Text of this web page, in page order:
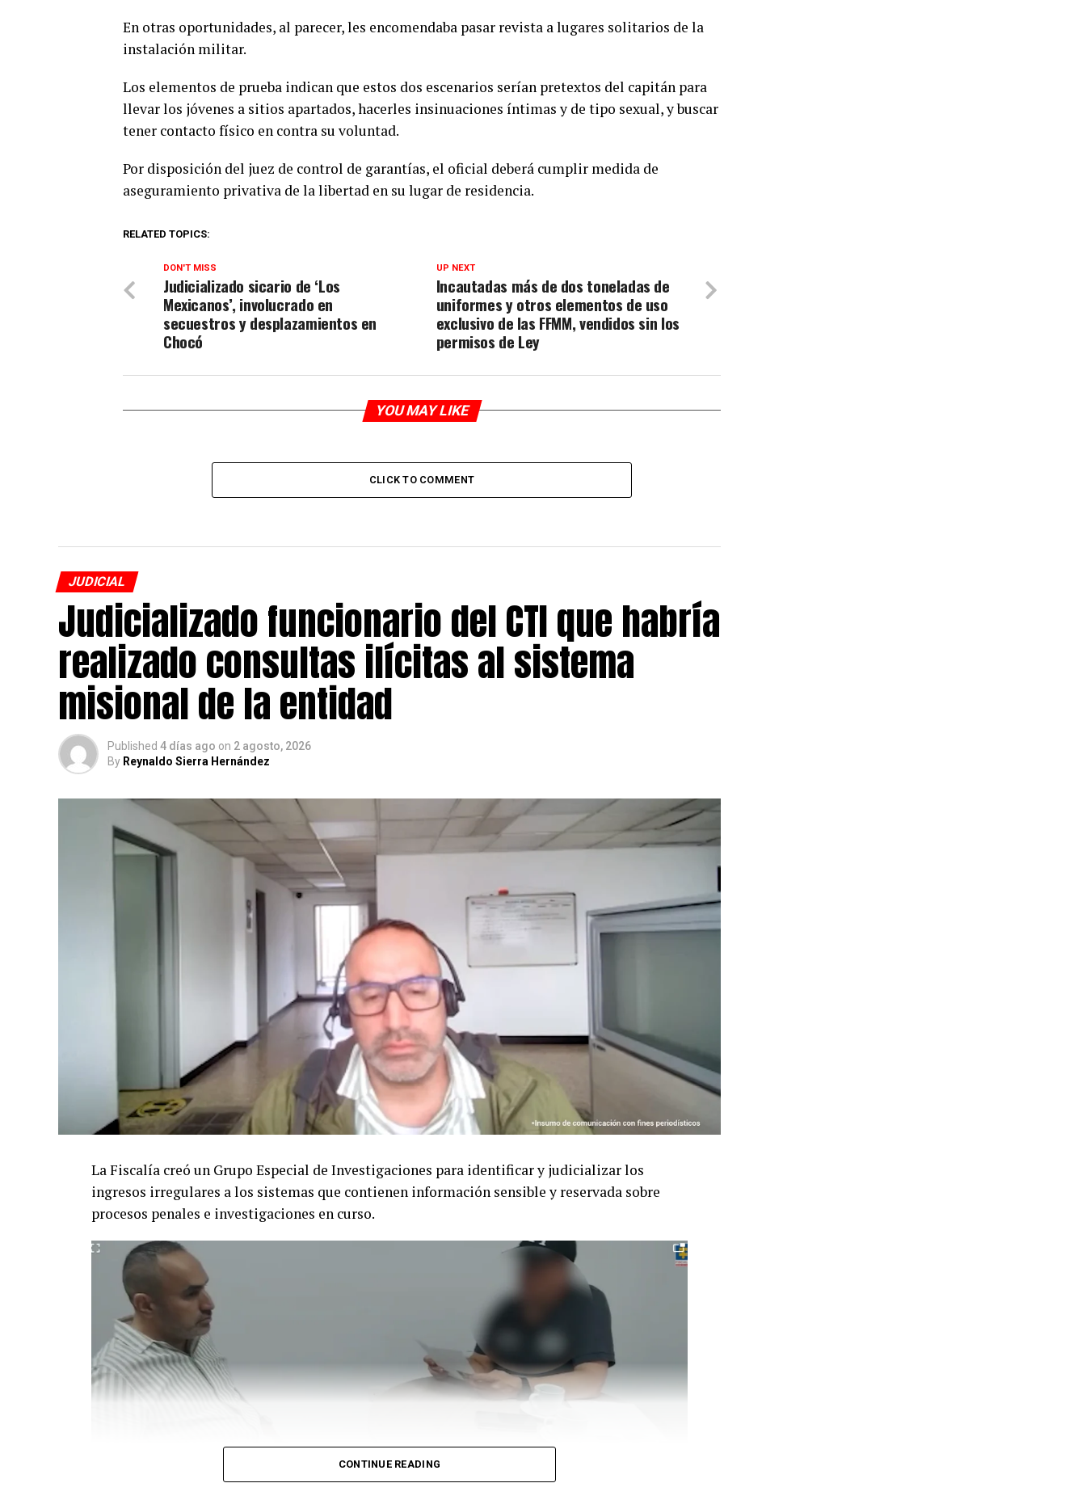
En otras oportunidades, al parecer, les encomendaba pasar revista a lugares solitarios de la
instalación militar.
Los elementos de prueba indican que estos dos escenarios serían pretextos del capitán para
llevar los jóvenes a sitios apartados, hacerles insinuaciones íntimas y de tipo sexual, y buscar
tener contacto físico en contra su voluntad.
Por disposición del juez de control de garantías, el oficial deberá cumplir medida de
aseguramiento privativa de la libertad en su lugar de residencia.
RELATED TOPICS:
UP NEXT
Incautadas más de dos toneladas de
uniformes y otros elementos de uso
exclusivo de las FFMM, vendidos sin los
permisos de Ley
DON'T MISS
Judicializado sicario de ‘Los
Mexicanos’, involucrado en
secuestros y desplazamientos en
Chocó
YOU MAY LIKE
CLICK TO COMMENT
JUDICIAL
Judicializado funcionario del CTI que habría
realizado consultas ilícitas al sistema
misional de la entidad
Published 4 días ago on 2 agosto, 2026
By Reynaldo Sierra Hernández
La Fiscalía creó un Grupo Especial de Investigaciones para identificar y judicializar los
ingresos irregulares a los sistemas que contienen información sensible y reservada sobre
procesos penales e investigaciones en curso.
CONTINUE READING